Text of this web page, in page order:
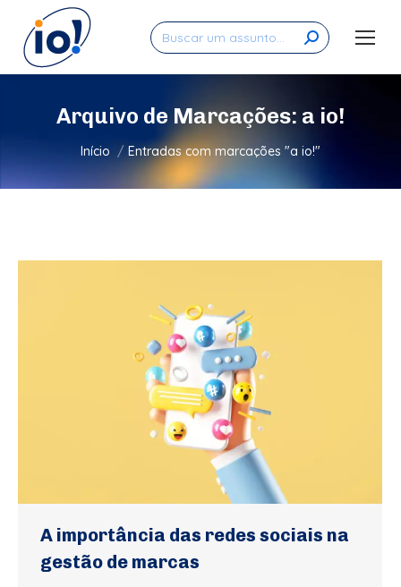
Search:
Arquivo de Marcações: a io!
Você está aqui:
Início Entradas com marcações "a io!"
A importância das redes sociais na
gestão de marcas